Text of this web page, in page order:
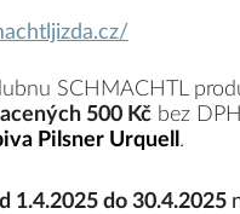
SCHMACHTL
500 Kč bez
Pilsner Urquell .
1.4.2025 do 30.4.2025